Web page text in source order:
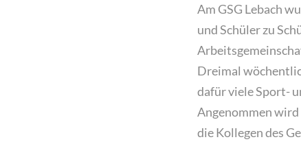
Am GSG Lebach
und Schüler zu
Dreimal
dafür viele Sport-
Angenommen wird
die Kollegen des